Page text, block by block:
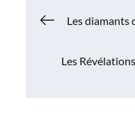
de
Les diamants
Les